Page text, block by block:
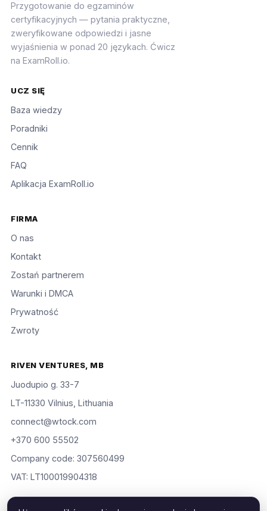
Przygotowanie do egzaminów
certyfikacyjnych — pytania praktyczne,
zweryfikowane odpowiedzi i jasne
wyjaśnienia w ponad 20 językach. Ćwicz
na ExamRoll.io.
UCZ SIĘ
Baza wiedzy
Poradniki
Cennik
FAQ
Aplikacja ExamRoll.io
FIRMA
O nas
Kontakt
Zostań partnerem
Warunki i DMCA
Prywatność
Zwroty
RIVEN VENTURES, MB
Juodupio g. 33-7
LT-11330 Vilnius, Lithuania
connect@wtock.com
+370 600 55502
Company code: 307560499
VAT: LT100019904318